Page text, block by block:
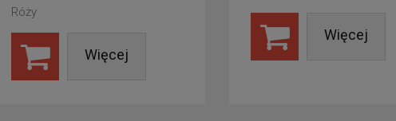
Róży
Więcej
Więcej